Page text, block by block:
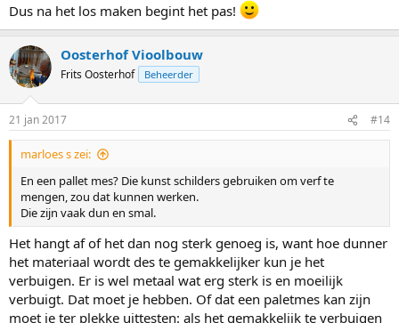
Dus na het los maken begint het pas!
Oosterhof Vioolbouw
Frits Oosterhof Beheerder
21 jan 2017 #14
marloes s zei:
En een pallet mes? Die kunst schilders gebruiken om verf te
mengen, zou dat kunnen werken.
Die zijn vaak dun en smal.
Het hangt af of het dan nog sterk genoeg is, want hoe dunner
het materiaal wordt des te gemakkelijker kun je het
verbuigen. Er is wel metaal wat erg sterk is en moeilijk
verbuigt. Dat moet je hebben. Of dat een paletmes kan zijn
moet je ter plekke uittesten: als het gemakkelijk te verbuigen